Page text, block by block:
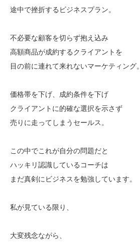
途中で挫折するビジネスプラン。
不必要な顧客を切らず抱え込み
高額商品が成約するクライアントを
目の前に連れて来れないマーケティング。
価格帯を下げ、成約条件を下げ
クライアントに的確な選択を示さず
売りに走ってしまうセールス。
この中でこれが自分の問題だと
ハッキリ認識しているコーチは
まだ真剣にビジネスを勉強しています。
私が見ている限り、
大変残念ながら、